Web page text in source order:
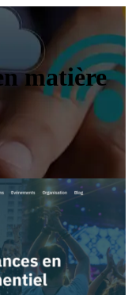
matière